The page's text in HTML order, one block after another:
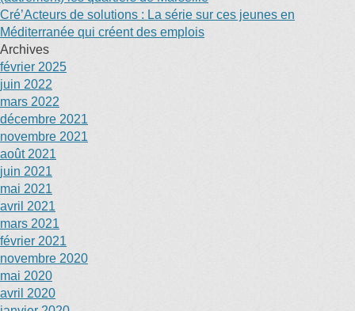
Cré’Acteurs de solutions : La série sur ces jeunes en
Méditerranée qui créent des emplois
Archives
février 2025
juin 2022
mars 2022
décembre 2021
novembre 2021
août 2021
juin 2021
mai 2021
avril 2021
mars 2021
février 2021
novembre 2020
mai 2020
avril 2020